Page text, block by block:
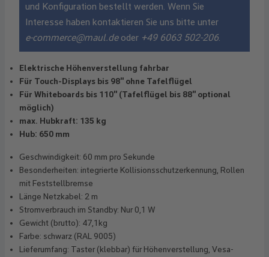
und Konfiguration bestellt werden. Wenn Sie
Interesse haben kontaktieren Sie uns bitte unter
e-commerce@maul.deoder +49 6063 502-206.
Elektrische Höhenverstellung fahrbar
Für Touch-Displays bis 98'' ohne Tafelflügel
Für Whiteboards bis 110'' (Tafelflügel bis 88'' optional
möglich)
max. Hubkraft: 135 kg
Hub: 650 mm
Geschwindigkeit: 60 mm pro Sekunde
Besonderheiten: integrierte Kollisionsschutzerkennung, Rollen
mit Feststellbremse
Länge Netzkabel: 2 m
Stromverbrauch im Standby: Nur 0,1 W
Gewicht (brutto): 47,1kg
Farbe: schwarz (RAL 9005)
Lieferumfang: Taster (klebbar) für Höhenverstellung, Vesa-